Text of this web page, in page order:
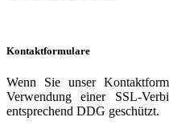
Kontaktformulare
Wenn Sie unser
Verwendung einer SSL-
entsprechend DDG geschützt.